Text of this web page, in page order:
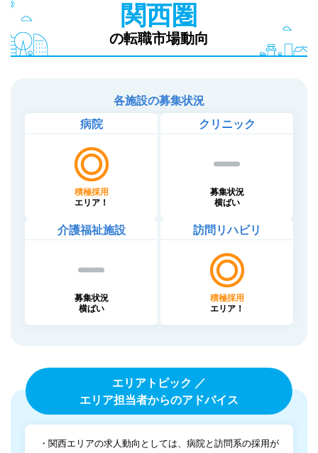
関西圏
の転職市場動向
各施設の募集状況
病院
積極採用
エリア！
クリニック
募集状況
横ばい
介護福祉施設
募集状況
横ばい
訪問リハビリ
積極採用
エリア！
エリアトピック ／
エリア担当者からのアドバイス
・関西エリアの求人動向としては、病院と訪問系の採用が